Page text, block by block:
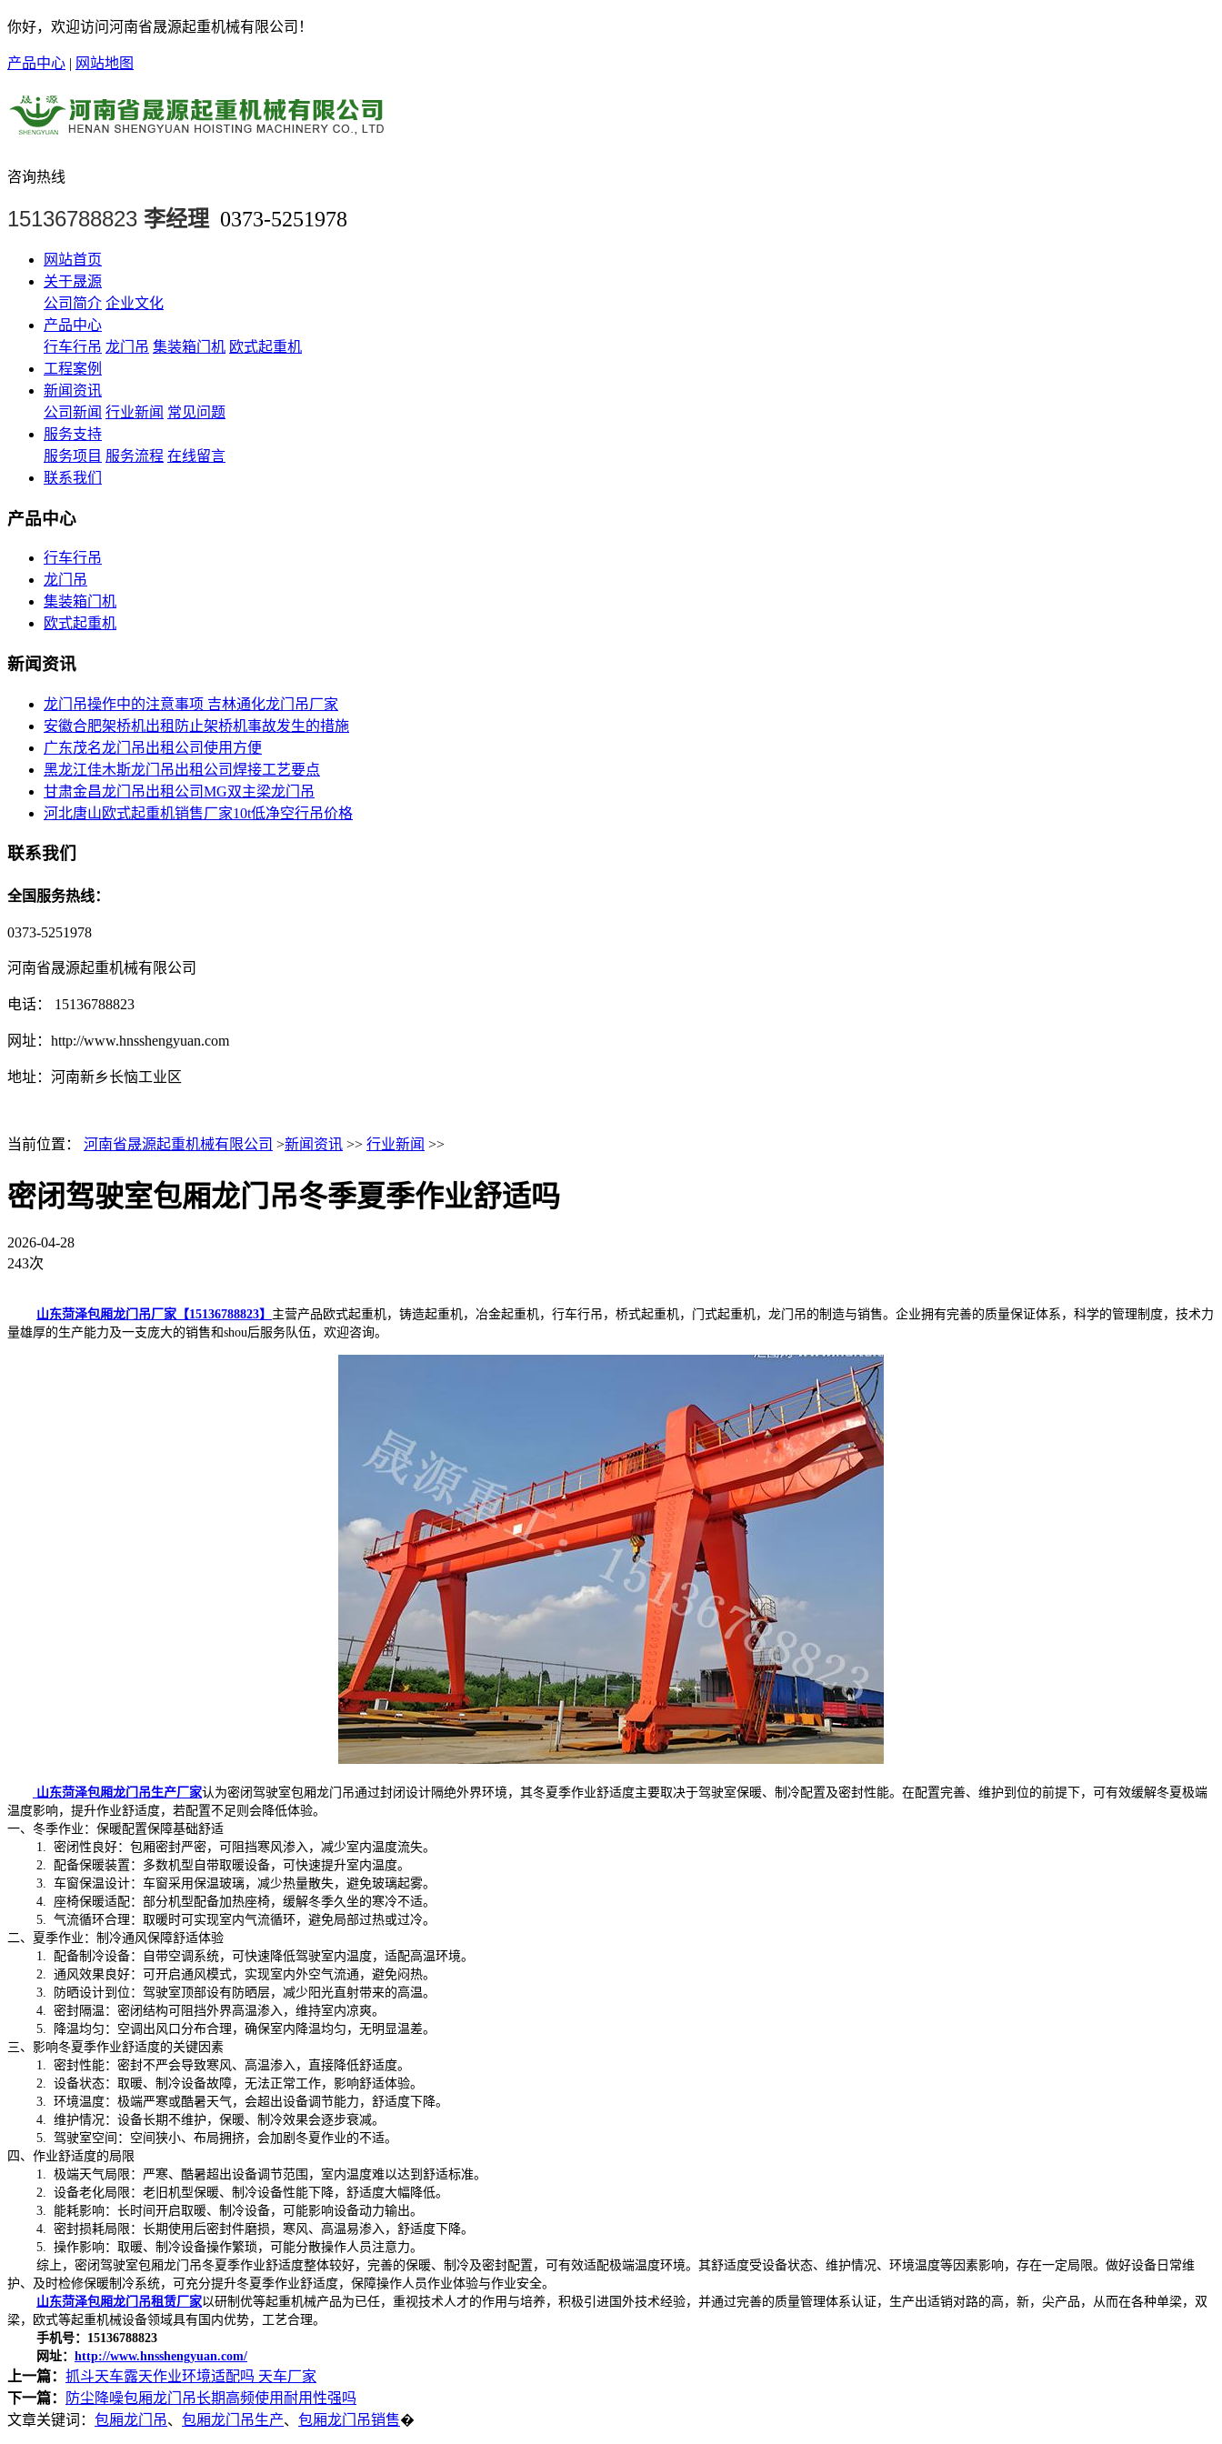
你好，欢迎访问河南省晟源起重机械有限公司！
产品中心 | 网站地图
咨询热线
15136788823 李经理 0373-5251978
网站首页
关于晟源
公司简介 企业文化
产品中心
行车行吊 龙门吊 集装箱门机 欧式起重机
工程案例
新闻资讯
公司新闻 行业新闻 常见问题
服务支持
服务项目 服务流程 在线留言
联系我们
产品中心
行车行吊
龙门吊
集装箱门机
欧式起重机
新闻资讯
龙门吊操作中的注意事项 吉林通化龙门吊厂家
安徽合肥架桥机出租防止架桥机事故发生的措施
广东茂名龙门吊出租公司使用方便
黑龙江佳木斯龙门吊出租公司焊接工艺要点
甘肃金昌龙门吊出租公司MG双主梁龙门吊
河北唐山欧式起重机销售厂家10t低净空行吊价格
联系我们
全国服务热线：
0373-5251978
河南省晟源起重机械有限公司
电话： 15136788823
网址：http://www.hnsshengyuan.com
地址： 河南新乡长恼工业区
当前位置： 河南省晟源起重机械有限公司 >新闻资讯 >> 行业新闻 >>
密闭驾驶室包厢龙门吊冬季夏季作业舒适吗
2026-04-28
243次
山东菏泽包厢龙门吊厂家【15136788823】 主营产品欧式起重机，铸造起重机，冶金起重机，行车行吊，桥式起重机，门式起重机，龙门吊的制造与销售。企业拥有完善的质量保证体系，科学的管理制度，技术力
量雄厚的生产能力及一支庞大的销售和shou后服务队伍，欢迎咨询。
山东菏泽包厢龙门吊生产厂家认为密闭驾驶室包厢龙门吊通过封闭设计隔绝外界环境，其冬夏季作业舒适度主要取决于驾驶室保暖、制冷配置及密封性能。在配置完善、维护到位的前提下，可有效缓解冬夏极端
温度影响，提升作业舒适度，若配置不足则会降低体验。
一、冬季作业：保暖配置保障基础舒适
1. 密闭性良好：包厢密封严密，可阻挡寒风渗入，减少室内温度流失。
2. 配备保暖装置：多数机型自带取暖设备，可快速提升室内温度。
3. 车窗保温设计：车窗采用保温玻璃，减少热量散失，避免玻璃起雾。
4. 座椅保暖适配：部分机型配备加热座椅，缓解冬季久坐的寒冷不适。
5. 气流循环合理：取暖时可实现室内气流循环，避免局部过热或过冷。
二、夏季作业：制冷通风保障舒适体验
1. 配备制冷设备：自带空调系统，可快速降低驾驶室内温度，适配高温环境。
2. 通风效果良好：可开启通风模式，实现室内外空气流通，避免闷热。
3. 防晒设计到位：驾驶室顶部设有防晒层，减少阳光直射带来的高温。
4. 密封隔温：密闭结构可阻挡外界高温渗入，维持室内凉爽。
5. 降温均匀：空调出风口分布合理，确保室内降温均匀，无明显温差。
三、影响冬夏季作业舒适度的关键因素
1. 密封性能：密封不严会导致寒风、高温渗入，直接降低舒适度。
2. 设备状态：取暖、制冷设备故障，无法正常工作，影响舒适体验。
3. 环境温度：极端严寒或酷暑天气，会超出设备调节能力，舒适度下降。
4. 维护情况：设备长期不维护，保暖、制冷效果会逐步衰减。
5. 驾驶室空间：空间狭小、布局拥挤，会加剧冬夏作业的不适。
四、作业舒适度的局限
1. 极端天气局限：严寒、酷暑超出设备调节范围，室内温度难以达到舒适标准。
2. 设备老化局限：老旧机型保暖、制冷设备性能下降，舒适度大幅降低。
3. 能耗影响：长时间开启取暖、制冷设备，可能影响设备动力输出。
4. 密封损耗局限：长期使用后密封件磨损，寒风、高温易渗入，舒适度下降。
5. 操作影响：取暖、制冷设备操作繁琐，可能分散操作人员注意力。
综上，密闭驾驶室包厢龙门吊冬夏季作业舒适度整体较好，完善的保暖、制冷及密封配置，可有效适配极端温度环境。其舒适度受设备状态、维护情况、环境温度等因素影响，存在一定局限。做好设备日常维
护、及时检修保暖制冷系统，可充分提升冬夏季作业舒适度，保障操作人员作业体验与作业安全。
山东菏泽包厢龙门吊租赁厂家以研制优等起重机械产品为已任，重视技术人才的作用与培养，积极引进国外技术经验，并通过完善的质量管理体系认证，生产出适销对路的高，新，尖产品，从而在各种单梁，双
梁，欧式等起重机械设备领域具有国内优势，工艺合理。
手机号：15136788823
网址： http://www.hnsshengyuan.com/
上一篇： 抓斗天车露天作业环境适配吗 天车厂家
下一篇：
防尘降噪包厢龙门吊长期高频使用耐用性强吗
文章关键词： 包厢龙门吊、 包厢龙门吊生产、 包厢龙门吊销售�